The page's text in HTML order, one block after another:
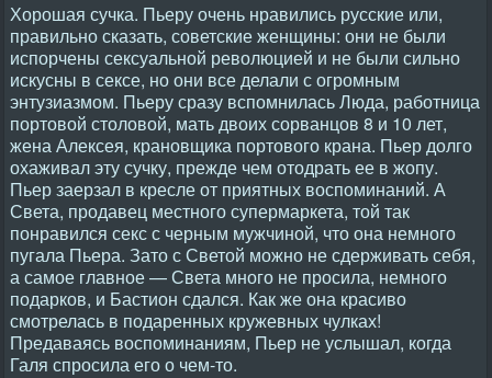
Хорошая сучка. Пьеру очень нравились русские или,
правильно сказать, советские женщины: они не были
испорчены сексуальной революцией и не были сильно
искусны в сексе, но они все делали с огромным
энтузиазмом. Пьеру сразу вспомнилась Люда, работница
портовой столовой, мать двоих сорванцов 8 и 10 лет,
жена Алексея, крановщика портового крана. Пьер долго
охаживал эту сучку, прежде чем отодрать ее в жопу.
Пьер заерзал в кресле от приятных воспоминаний. А
Света, продавец местного супермаркета, той так
понравился секс с черным мужчиной, что она немного
пугала Пьера. Зато с Светой можно не сдерживать себя,
а самое главное — Света много не просила, немного
подарков, и Бастион сдался. Как же она красиво
смотрелась в подаренных кружевных чулках!
Предаваясь воспоминаниям, Пьер не услышал, когда
Галя спросила его о чем-то.